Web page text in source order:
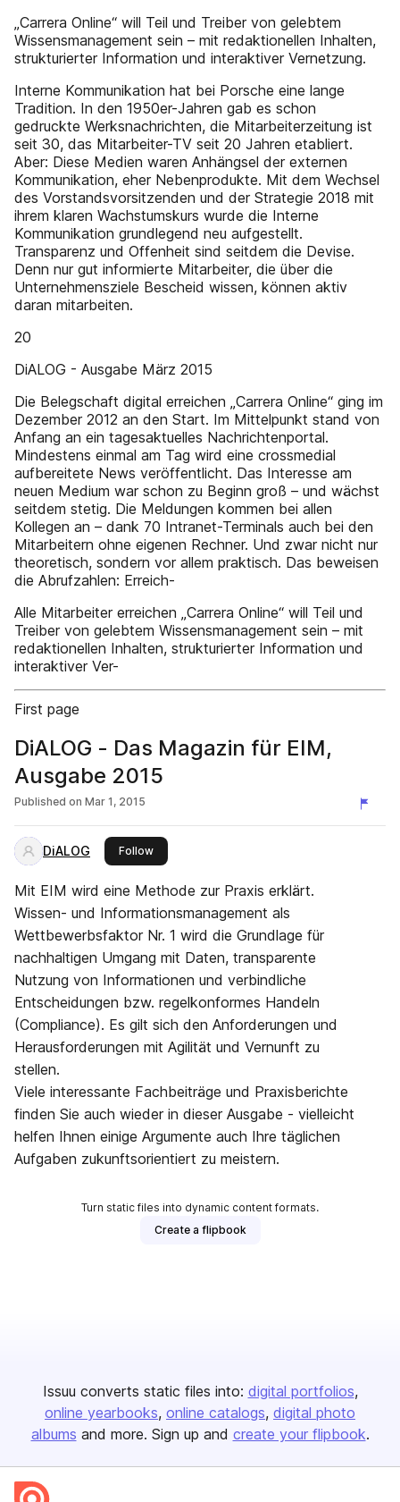
„Carrera Online“ will Teil und Treiber von gelebtem
Wissensmanagement sein – mit redaktionellen Inhalten,
strukturierter Information und interaktiver Vernetzung.
Interne Kommunikation hat bei Porsche eine lange
Tradition. In den 1950er-Jahren gab es schon
gedruckte Werksnachrichten, die Mitarbeiterzeitung ist
seit 30, das Mitarbeiter-TV seit 20 Jahren etabliert.
Aber: Diese Medien waren Anhängsel der externen
Kommunikation, eher Nebenprodukte. Mit dem Wechsel
des Vorstandsvorsitzenden und der Strategie 2018 mit
ihrem klaren Wachstumskurs wurde die Interne
Kommunikation grundlegend neu aufgestellt.
Transparenz und Offenheit sind seitdem die Devise.
Denn nur gut informierte Mitarbeiter, die über die
Unternehmensziele Bescheid wissen, können aktiv
daran mitarbeiten.
20
DiALOG - Ausgabe März 2015
Die Belegschaft digital erreichen „Carrera Online“ ging im
Dezember 2012 an den Start. Im Mittelpunkt stand von
Anfang an ein tagesaktuelles Nachrichtenportal.
Mindestens einmal am Tag wird eine crossmedial
aufbereitete News veröffentlicht. Das Interesse am
neuen Medium war schon zu Beginn groß – und wächst
seitdem stetig. Die Meldungen kommen bei allen
Kollegen an – dank 70 Intranet-Terminals auch bei den
Mitarbeitern ohne eigenen Rechner. Und zwar nicht nur
theoretisch, sondern vor allem praktisch. Das beweisen
die Abrufzahlen: Erreich-
Alle Mitarbeiter erreichen „Carrera Online“ will Teil und
Treiber von gelebtem Wissensmanagement sein – mit
redaktionellen Inhalten, strukturierter Information und
interaktiver Ver-
First page
DiALOG - Das Magazin für EIM,
Ausgabe 2015
Published on Mar 1, 2015
DiALOG Followthis publisher
Mit EIM wird eine Methode zur Praxis erklärt.
Wissen- und Informationsmanagement als
Wettbewerbsfaktor Nr. 1 wird die Grundlage für
nachhaltigen Umgang mit Daten, transparente
Nutzung von Informationen und verbindliche
Entscheidungen bzw. regelkonformes Handeln
(Compliance). Es gilt sich den Anforderungen und
Herausforderungen mit Agilität und Vernunft zu
stellen.
Viele interessante Fachbeiträge und Praxisberichte
finden Sie auch wieder in dieser Ausgabe - vielleicht
helfen Ihnen einige Argumente auch Ihre täglichen
Aufgaben zukunftsorientiert zu meistern.
Turn static files into dynamic content formats.
Create a flipbook
Issuu converts static files into: digital portfolios
online yearbooks online catalogs digital photo
albums and more. Sign up and create your flipbook.